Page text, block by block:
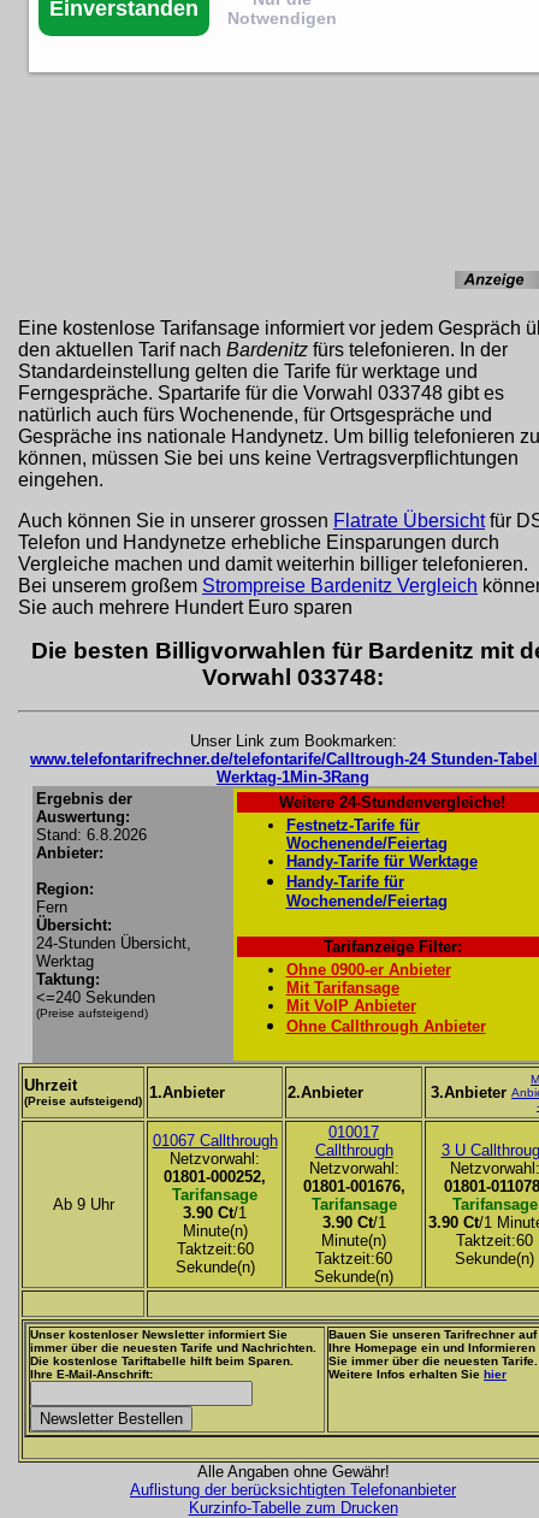
Eine kostenlose Tarifansage informiert vor jedem Gespräch
den aktuellen Tarif nach Bardenitz fürs telefonieren. In der
Standardeinstellung gelten die Tarife für werktage und
Ferngespräche. Spartarife für die Vorwahl 033748 gibt es
natürlich auch fürs Wochenende, für Ortsgespräche und
Gespräche ins nationale Handynetz. Um billig telefonieren zu
können, müssen Sie bei uns keine Vertragsverpflichtungen
eingehen.
Auch können Sie in unserer grossen Flatrate Übersichtfür
Telefon und Handynetze erhebliche Einsparungen durch
Vergleiche machen und damit weiterhin billiger telefonieren.
Bei unserem großem Strompreise Bardenitz Vergleich
Sie auch mehrere Hundert Euro sparen
Die besten Billigvorwahlen für Bardenitz mit
Vorwahl 033748:
Unser Link zum Bookmarken:
www.telefontarifrechner.de/telefontarife/Calltrough-24 Stunden-
Werktag-1Min-3Rang
Ergebnis der
Auswertung:
Stand: 6.8.2026
Anbieter:
Region:
Fern
Übersicht:
24-Stunden Übersicht,
Werktag
Taktung:
<=240 Sekunden
(Preise aufsteigend)
Weitere 24-Stundenvergleiche!
Festnetz-Tarife für
Wochenende/Feiertag
Handy-Tarife für Werktage
Handy-Tarife für
Wochenende/Feiertag
Tarifanzeige Filter:
Ohne 0900-er Anbieter
Mit Tarifansage
Mit VoIP Anbieter
Ohne Callthrough Anbieter
Uhrzeit
(Preise aufsteigend) 1.Anbieter 2.Anbieter 3.Anbieter
Ab 9 Uhr
01067 Callthrough
Netzvorwahl:
01801-000252,
Tarifansage
3.90 Ct/1
Minute(n)
Taktzeit:60
Sekunde(n)
010017
Callthrough
Netzvorwahl:
01801-001676,
Tarifansage
3.90 Ct/1
Minute(n)
Taktzeit:60
Sekunde(n)
3 U
Netzvorwahl:
01801-
Tarifansage
3.90 Ct/1
Taktzeit:60
Sekunde(n)
Unser kostenloser Newsletter informiert Sie
immer über die neuesten Tarife und Nachrichten.
Die kostenlose Tariftabelle hilft beim Sparen.
Ihre E-Mail-Anschrift:
Bauen Sie unseren Tarifrechner auf
Ihre Homepage ein und Informieren
Sie immer über die neuesten Tarife.
Weitere Infos erhalten Sie hier
Alle Angaben ohne Gewähr!
Auflistung der berücksichtigten Telefonanbieter
Kurzinfo-Tabelle zum Drucken
Einverstanden
Notwendigen